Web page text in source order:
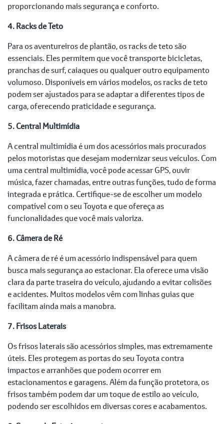
proporcionando mais segurança e conforto.
4. Racks de Teto
Para os aventureiros de plantão, os racks de teto são
essenciais. Eles permitem que você transporte bicicletas,
pranchas de surf, caiaques ou qualquer outro equipamento
volumoso. Disponíveis em vários modelos, os racks de teto
podem ser ajustados para se adaptar a diferentes tipos de
carga, oferecendo praticidade e segurança.
5. Central Multimídia
A central multimídia é um dos acessórios mais procurados
pelos motoristas que desejam modernizar seus veículos. Com
uma central multimídia, você pode acessar GPS, ouvir
música, fazer chamadas, entre outras funções, tudo de forma
integrada e prática. Certifique-se de escolher um modelo
compatível com o seu Toyota e que ofereça as
funcionalidades que você mais valoriza.
6. Câmera de Ré
A câmera de ré é um acessório indispensável para quem
busca mais segurança ao estacionar. Ela oferece uma visão
clara da parte traseira do veículo, ajudando a evitar colisões
e acidentes. Muitos modelos vêm com linhas guias que
facilitam ainda mais a manobra.
7. Frisos Laterais
Os frisos laterais são acessórios simples, mas extremamente
úteis. Eles protegem as portas do seu Toyota contra
impactos e arranhões que podem ocorrer em
estacionamentos e garagens. Além da função protetora, os
frisos também podem dar um toque de estilo ao veículo,
podendo ser escolhidos em diversas cores e acabamentos.